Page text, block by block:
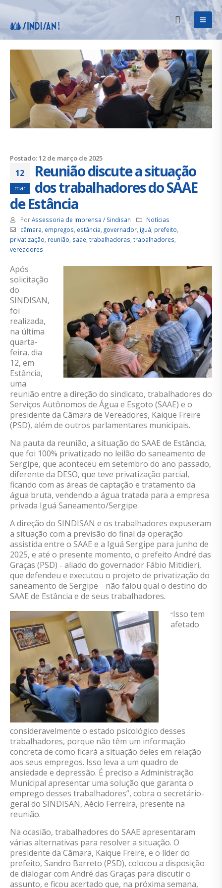
Postado: 12 de março de 2025
12
mar
Reunião discute a situação
dos trabalhadores do SAAE
de Estância
PorAssessoria de Imprensa / Sindisan
Notícias
câmara, empregos, estância, governador, iguá, prefeito,
privatização, reunião, saae, trabalhadoras, trabalhadores,
vereadores
Após
solicitação
do
SINDISAN,
foi
realizada,
na última
quarta-
feira, dia
12, em
Estância,
uma
reunião entre a direção do sindicato, trabalhadores do
Serviços Autônomos de Água e Esgoto (SAAE) e o
presidente da Câmara de Vereadores, Kaique Freire
(PSD), além de outros parlamentares municipais.
Na pauta da reunião, a situação do SAAE de Estância,
que foi 100% privatizado no leilão do saneamento de
Sergipe, que aconteceu em setembro do ano passado,
diferente da DESO, que teve privatização parcial,
ficando com as áreas de captação e tratamento da
água bruta, vendendo a água tratada para a empresa
privada Iguá Saneamento/Sergipe.
Adireção do SINDISAN e os trabalhadores expuseram
a situação com a previsão do final da operação
assistida entre o SAAE e a Iguá Sergipe para junho de
2025, e até o presente momento, o prefeito André das
Graças (PSD) – aliado do governador Fábio Mitidieri,
que defendeu e executou o projeto de privatização do
saneamento de Sergipe – não falou qual o destino do
SAAE de Estância e de seus trabalhadores.
“Isso tem
afetado
consideravelmente o estado psicológico desses
trabalhadores, porque não têm um informação
concreta de como ficará a situação deles em relação
aos seus empregos. Isso leva a um quadro de
ansiedade e depressão. É preciso a Administração
Municipal apresentar uma solução que garanta o
emprego desses trabalhadores”, cobra o secretário-
geral do SINDISAN, Aécio Ferreira, presente na
reunião.
Na ocasião, trabalhadores do SAAE apresentaram
várias alternativas para resolvera situação. O
presidente da Câmara, Kaique Freire, e o líder do
prefeito, Sandro Barreto (PSD), colocou a disposição
de dialogarcom André das Graças para discutir o
assunto, e ficou acertado que, na próxima semana,